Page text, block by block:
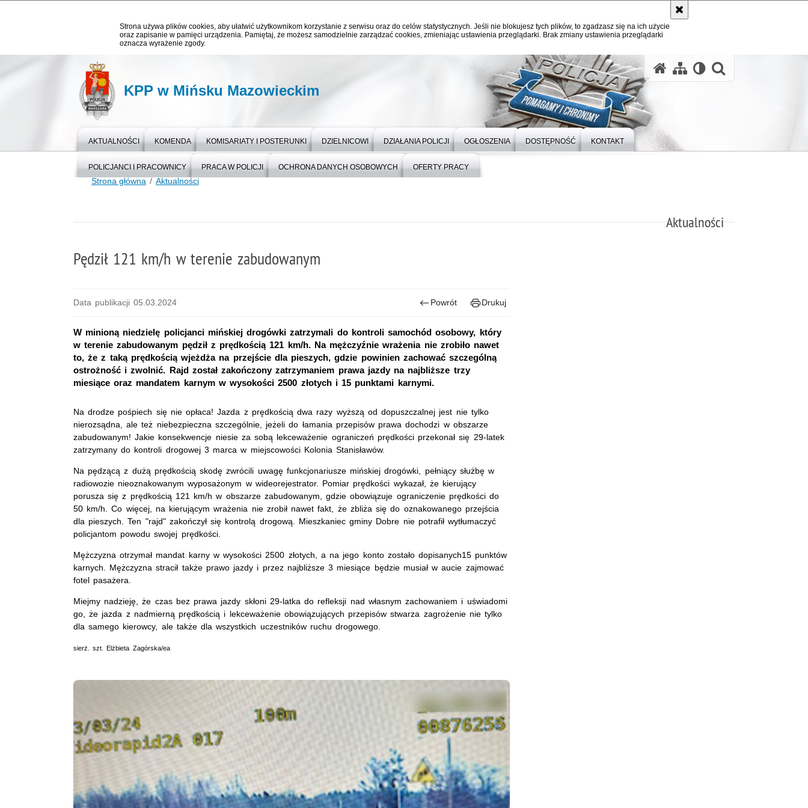
Strona używa plików cookies, aby ułatwić użytkownikom korzystanie z serwisu oraz do celów statystycznych. Jeśli nie blokujesz tych plików, to zgadzasz się na ich użycie
oraz zapisanie w pamięci urządzenia. Pamiętaj, że możesz samodzielnie zarządzać cookies, zmieniając ustawienia przeglądarki. Brak zmiany ustawienia przeglądarki
oznacza wyrażenie zgody.
KPP w Mińsku Mazowieckim
AKTUALNOŚCI KOMENDA KOMISARIATY I POSTERUNKI DZIELNICOWI DZIAŁANIA POLICJI OGŁOSZENIA DOSTĘPNOŚĆ KONTAKT
POLICJANCI I PRACOWNICY PRACA W POLICJI OCHRONA DANYCH OSOBOWYCH OFERTY PRACY
Strona główna Aktualności
Aktualności
Pędził 121 km/h w terenie zabudowanym
Data publikacji 05.03.2024 Powrót Drukuj
W minioną niedzielę policjanci mińskiej drogówki zatrzymali do kontroli samochód osobowy, który
w terenie zabudowanym pędził z prędkością 121 km/h. Na mężczyźnie wrażenia nie zrobiło nawet
to, że z taką prędkością wjeżdża na przejście dla pieszych, gdzie powinien zachować szczególną
ostrożność i zwolnić. Rajd został zakończony zatrzymaniem prawa jazdy na najbliższe trzy
miesiące oraz mandatem karnym w wysokości 2500 złotych i 15 punktami karnymi.
Na drodze pośpiech się nie opłaca! Jazda z prędkością dwa razy wyższą od dopuszczalnej jest nie tylko
nierozsądna, ale też niebezpieczna szczególnie, jeżeli do łamania przepisów prawa dochodzi w obszarze
zabudowanym! Jakie konsekwencje niesie za sobą lekceważenie ograniczeń prędkości przekonał się 29-latek
zatrzymany do kontroli drogowej 3 marca w miejscowości Kolonia Stanisławów.
Na pędzącą z dużą prędkością skodę zwrócili uwagę funkcjonariusze mińskiej drogówki, pełniący służbę w
radiowozie nieoznakowanym wyposażonym w wideorejestrator. Pomiar prędkości wykazał, że kierujący
porusza się z prędkością 121 km/h w obszarze zabudowanym, gdzie obowiązuje ograniczenie prędkości do
50 km/h. Co więcej, na kierującym wrażenia nie zrobił nawet fakt, że zbliża się do oznakowanego przejścia
dla pieszych. Ten "rajd" zakończył się kontrolą drogową. Mieszkaniec gminy Dobre nie potrafił wytłumaczyć
policjantom powodu swojej prędkości.
Mężczyzna otrzymał mandat karny w wysokości 2500 złotych, a na jego konto zostało dopisanych15 punktów
karnych. Mężczyzna stracił także prawo jazdy i przez najbliższe 3 miesiące będzie musiał w aucie zajmować
fotel pasażera.
Miejmy nadzieję, że czas bez prawa jazdy skłoni 29-latka do refleksji nad własnym zachowaniem i uświadomi
go, że jazda z nadmierną prędkością i lekceważenie obowiązujących przepisów stwarza zagrożenie nie tylko
dla samego kierowcy, ale także dla wszystkich uczestników ruchu drogowego.
sierż. szt. Elżbieta Zagórska/ea